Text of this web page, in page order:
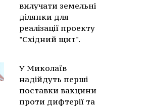
вилучати земельні
ділянки для
реалізації проекту
"Східний щит".
У Миколаїв
надійдуть перші
поставки вакцини
проти дифтерії та